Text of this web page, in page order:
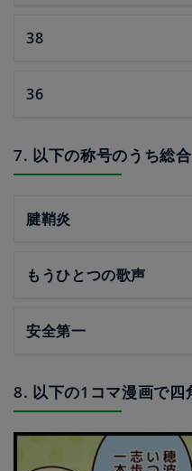
38
36
7. 以下の称号のうち総
腱鞘炎
もうひとつの歌声
安全第一
8. 以下の1コマ漫画で四